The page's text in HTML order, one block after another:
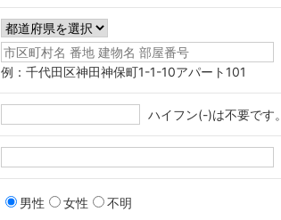
例：千代田区神田神保町1-1-10アパート101
ハイフン(-)は不要です。
男性 女性 不明